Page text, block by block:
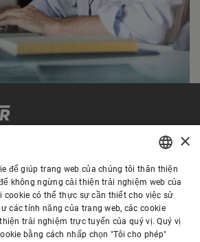
nghiệp ENGLISH
SPANISH
GERMAN
×
để giúp trang web của chúng tôi thân thiện
không ngừng cải thiện trải nghiệm web của
cookie có thể thực sự cần thiết cho việc sử
các tính năng của trang web, các cookie
trải nghiệm trực tuyến của quý vị. Quý vị
bằng cách nhấp chọn "Tôi cho phép"